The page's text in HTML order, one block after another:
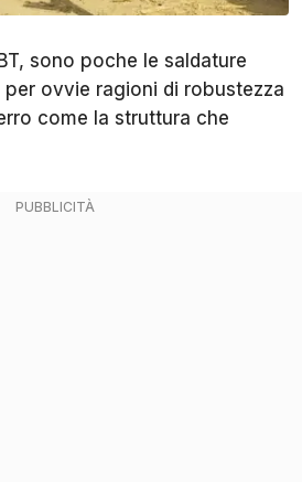
sono poche le saldature
ovvie ragioni di robustezza
come la struttura che